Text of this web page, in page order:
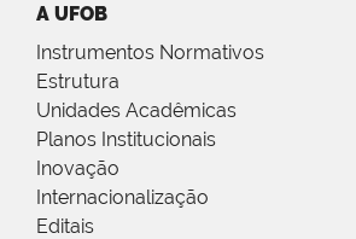
A UFOB
Instrumentos Normativos
Estrutura
Unidades Acadêmicas
Planos Institucionais
Inovação
Internacionalização
Editais